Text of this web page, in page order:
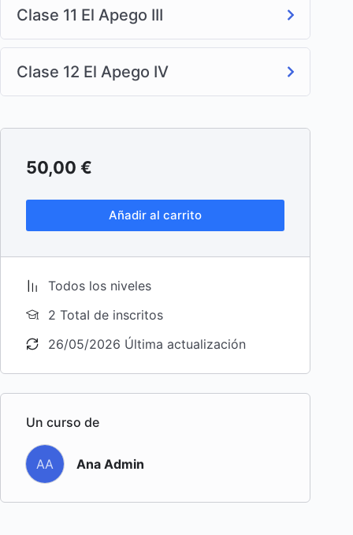
Clase 11 El Apego III
Clase 12 El Apego IV
50,00 €
Añadir al carrito
Todos los niveles
2 TotaI de inscritos
26/05/2026 Última actualización
Un curso de
AA Ana Admin